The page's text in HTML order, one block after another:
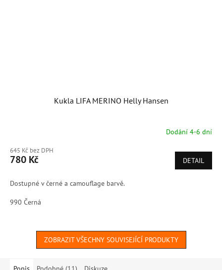
Kukla LIFA MERINO Helly Hansen
Dodání 4-6 dní
645 Kč bez DPH
780 Kč DETAIL
Dostupné v černé a camouflage barvě.
990 Černá
ZOBRAZIT VŠECHNY SOUVISEJÍCÍ PRODUKTY